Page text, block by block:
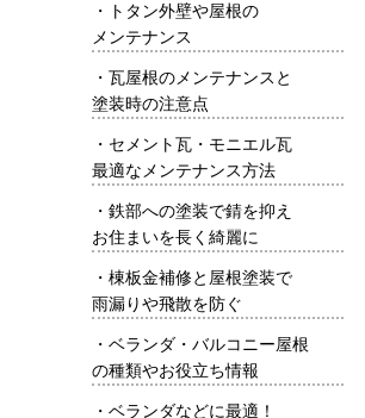
・
トタン外壁や屋根の
メンテナンス
・ 瓦屋根のメンテナンスと
塗装時の注意点
・ セメント瓦・モニエル瓦
最適なメンテナンス方法
・ 鉄部への塗装で錆を抑え
お住まいを長く綺麗に
・ 棟板金補修と屋根塗装で
雨漏りや飛散を防ぐ
・ ベランダ・バルコニー屋根
の種類やお役立ち情報
・ ベランダなどに最適！